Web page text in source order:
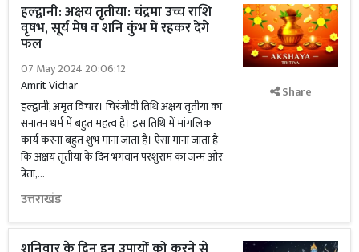
हल्द्वानी: अक्षय तृतीया: चंद्रमा उच्च राशि
वृषभ, सूर्य मेष व शनि कुंभ में रहकर देंगे
फल
07 May 2024 20:06:12
Amrit Vichar
हल्द्वानी, अमृत विचार। चिरंजीवी तिथि अक्षय तृतीया का
सनातन धर्म में बहुत महत्व है। इस तिथि में मांगलिक
कार्य करना बहुत शुभ माना जाता है। ऐसा माना जाता है
कि अक्षय तृतीया के दिन भगवान परशुराम का जन्म और
त्रेता,...
उत्तराखंड
Share